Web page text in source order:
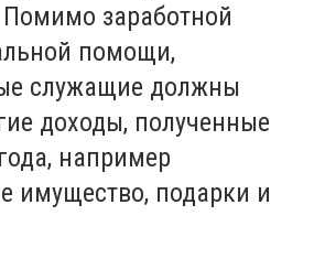
Помимо заработной
помощи,
служащие должны
доходы, полученные
например
имущество, подарки и